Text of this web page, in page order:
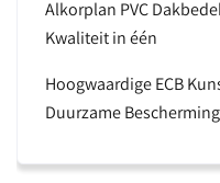
Alkorplan PVC
Kwaliteit in één
Hoogwaardige ECB
Duurzame Bescherming